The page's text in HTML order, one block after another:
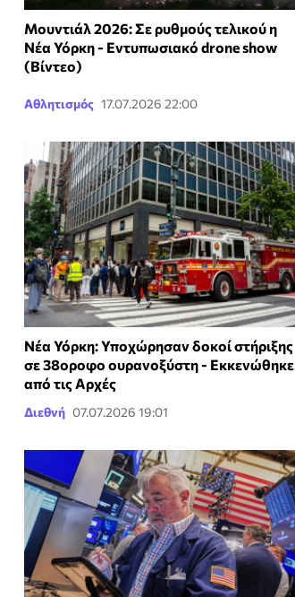
Μουντιάλ 2026: Σε ρυθμούς τελικού η
Νέα Υόρκη - Εντυπωσιακό drone show
(Βίντεο)
Αθλητισμός 17.07.2026 22:00
Νέα Υόρκη: Υποχώρησαν δοκοί στήριξης
σε 38οροφο ουρανοξύστη - Εκκενώθηκε
από τις Αρχές
Διεθνή 07.07.2026 19:01